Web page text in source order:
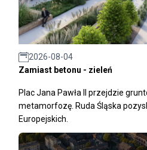
2026-08-04
Zamiast betonu - zieleń
Plac Jana Pawła II przejdzie
metamorfozę. Ruda Śląska
Europejskich.